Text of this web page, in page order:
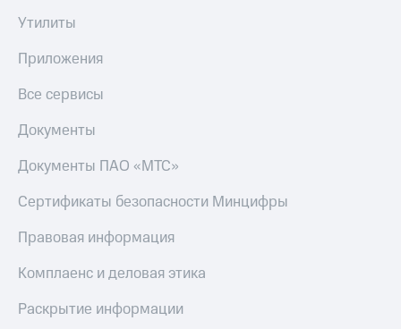
Утилиты
Приложения
Все сервисы
Документы
Документы ПАО «МТС»
Сертификаты безопасности Минцифры
Правовая информация
Комплаенс и деловая этика
Раскрытие информации